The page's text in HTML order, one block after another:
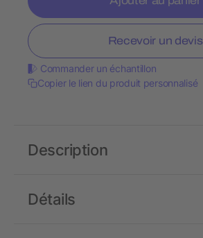
Recevoir un devis
Commander un échantillon
Copier le lien du produit personnalisé
Détails
Description